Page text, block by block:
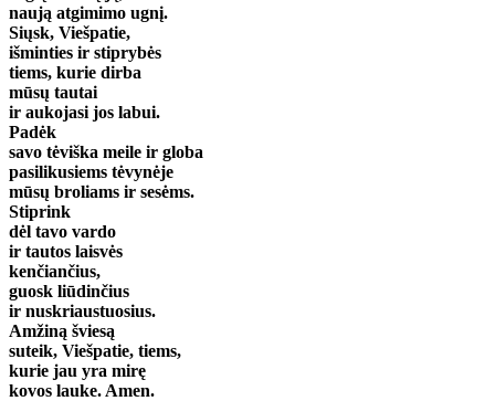
naują atgimimo ugnį.
Siųsk, Viešpatie,
išminties ir stiprybės
tiems, kurie dirba
mūsų tautai
ir aukojasi jos labui.
Padėk
savo tėviška meile ir globa
pasilikusiems tėvynėje
mūsų broliams ir sesėms.
Stiprink
dėl tavo vardo
ir tautos laisvės
kenčiančius,
guosk liūdinčius
ir nuskriaustuosius.
Amžiną šviesą
suteik, Viešpatie, tiems,
kurie jau yra mirę
kovos lauke. Amen.